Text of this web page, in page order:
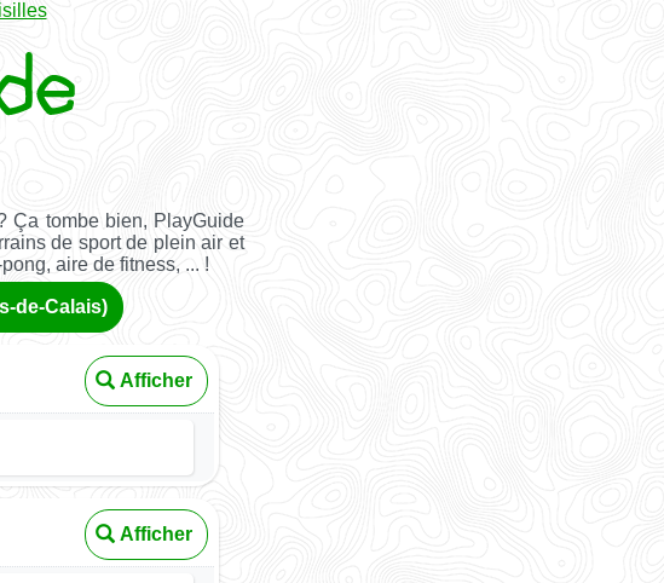
Ça tombe bien, PlayGuide
de sport de plein air et
aire de fitness, ... !
de-Calais)
Afficher
Afficher